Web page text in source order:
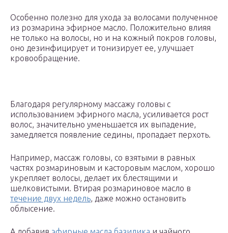
Особенно полезно для ухода за волосами полученное
из розмарина эфирное масло. Положительно влияя
не только на волосы, но и на кожный покров головы,
оно дезинфицирует и тонизирует ее, улучшает
кровообращение.
Благодаря регулярному массажу головы с
использованием эфирного масла, усиливается рост
волос, значительно уменьшается их выпадение,
замедляется появление седины, пропадает перхоть.
Например, массаж головы, со взятыми в равных
частях розмариновым и касторовым маслом, хорошо
укрепляет волосы, делает их блестящими и
шелковистыми. Втирая розмариновое масло в
течение двух недель, даже можно остановить
облысение.